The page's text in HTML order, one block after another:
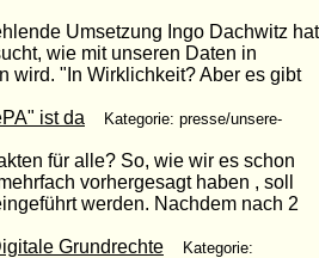
Umsetzung Ingo Dachwitz hat
wie mit unseren Daten in
wird. "In Wirklichkeit? Aber es gibt
ist da
Kategorie: presse/unsere-
für alle? So, wie wir es schon
vorhergesagt haben , soll
werden. Nachdem nach 2
Grundrechte
Kategorie: